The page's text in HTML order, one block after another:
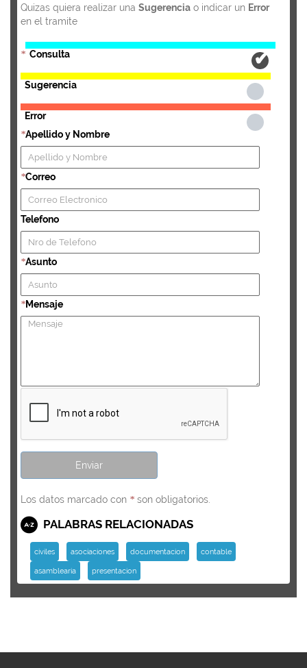
Quizas quiera realizar una Sugerencia o indicar un Error
en el tramite
* Consulta
Sugerencia
Error
*Apellido y Nombre
*Correo
Telefono
*Asunto
*Mensaje
Los datos marcado con * son obligatorios.
PALABRAS RELACIONADAS
civiles asociaciones documentacion
contable
asamblearia
presentacion